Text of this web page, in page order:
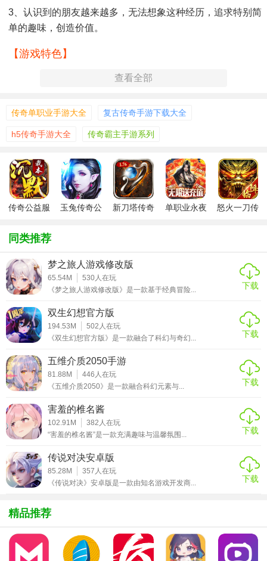
3、认识到的朋友越来越多，无法想象这种经历，追求特别简
单的趣味，创造价值。
【游戏特色】
全新传奇玩法，上帝视角让你掌握周边情况
道具和装备可以自由交易，多余的装备道具可以在拍卖场出
为大家贴心的增加了辅助系统，可以帮助你更好的进行游
【游戏玩法】
1、即时PK，媲美PC端游体验，万人攻城，跨服争霸，风云
2、自由PK，血战红名，杀人爆物，血性刺激，专属套装霸
气附体!外观拉风属性爆炸；
3、超激情打宝体验，极品装备、高级技能打怪爆装，自由交
易随心所欲。
【游戏攻略】
【热血攻沙】
沙城战斗也是一样的热血，叫上兄弟一起来加入战斗享受畅
快PK；
【超多活动】
大量的活动等你来体验，完成活动任务就能更轻松的获得胜
【超高爆率】
高爆率更容易获得神装，让你在战斗中更加勇猛。
【游戏点评】
这是一款复古好玩的传奇游戏，不仅拥有经典的传奇玩法，
还有全新的传奇玩法，相当有趣，现在上线还有超多元宝赠
查看全部
传奇单职业手游大全 复古传奇手游下载大全
h5传奇手游大全 传奇霸主手游系列
传奇公益服
玉兔传奇公
新刀塔传奇
单职业永夜
怒火一刀传
同类推荐
梦之旅人游戏修改版
65.54M 530 人在玩
《梦之旅人游戏修改版》是一款基于经典冒险...
下载
双生幻想官方版
194.53M 502 人在玩
《双生幻想官方版》是一款融合了科幻与奇幻...
下载
五维介质2050手游
81.88M 446 人在玩
《五维介质2050》是一款融合科幻元素与...
下载
害羞的椎名酱
102.91M 382 人在玩
“害羞的椎名酱”是一款充满趣味与温馨氛围...
下载
传说对决安卓版
85.28M 357 人在玩
《传说对决》安卓版是一款由知名游戏开发商...
下载
精品推荐